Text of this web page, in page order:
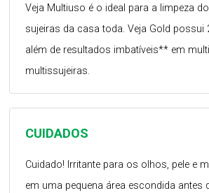
CUIDADOS
Cuidado! Irritante para os olhos, pele e
em uma pequena área escondida antes
Veja Multiuso é o ideal para a limpeza
sujeiras da casa toda. Veja Gold possui
além de resultados imbatíveis** em
multissujeiras.